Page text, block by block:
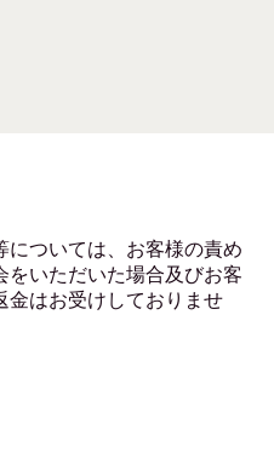
については、お客様の責め
をいただいた場合及びお客
金はお受けしておりませ